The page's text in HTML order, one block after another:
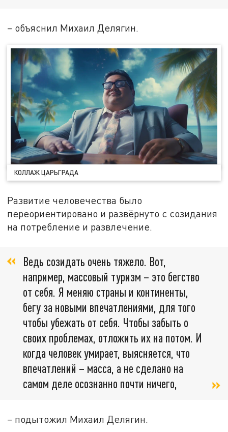
– объяснил Михаил Делягин.
КОЛЛАЖ ЦАРЬГРАДА
Развитие человечества было
переориентировано и развёрнуто с созидания
на потребление и развлечение.
Ведь созидать очень тяжело. Вот,
например, массовый туризм – это бегство
от себя. Я меняю страны и континенты,
бегу за новыми впечатлениями, для того
чтобы убежать от себя. Чтобы забыть о
своих проблемах, отложить их на потом. И
когда человек умирает, выясняется, что
впечатлений – масса, а не сделано на
самом деле осознанно почти ничего,
– подытожил Михаил Делягин.